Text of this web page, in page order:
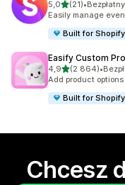
5,0na 5 gwiazdek
(21)
Łączna liczba
•
Easily manage
Built for Shopify
Easify Custom
4,9na 5 gwiazdek
(2 864)
Łączna liczba•
Add product
Built for Shopify
Chcesz